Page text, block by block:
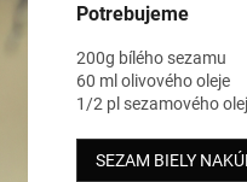
Potrebujeme
200g bílého sezamu
60 ml olivového oleje
1/2 pl sezamového
SEZAM BIELY